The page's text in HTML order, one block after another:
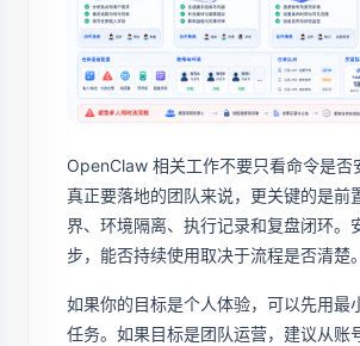
OpenClaw 相关工作不要只看命令是否
真正要落地的团队来说，更关键的是前
界、环境隔离、执行记录和复盘闭环。
步，能否持续使用取决于流程是否清楚。
如果你的目标是个人体验，可以先用最
任务。如果目标是团队运营，建议从账